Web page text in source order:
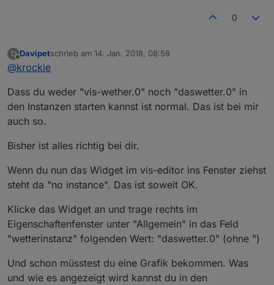
0
D
Offline
Davipetschrieb am 14. Jan. 2018, 08:58
zuletzt editiert von
@krockie
Dass du weder "vis-wether.0" noch "daswetter.0" in
den Instanzen starten kannst ist normal. Das ist bei mir
auch so.
Bisher ist alles richtig bei dir.
Wenn du nun das Widget im vis-editor ins Fenster ziehst
steht da "no instance". Das ist soweit OK.
Klicke das Widget an und trage rechts im
Eigenschaftenfenster unter "Allgemein" in das Feld
"wetterinstanz" folgenden Wert: "daswetter.0" (ohne ")
Und schon müsstest du eine Grafik bekommen. Was
und wie es angezeigt wird kannst du in den